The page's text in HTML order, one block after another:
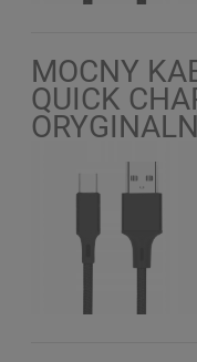
MOCNY
QUICK